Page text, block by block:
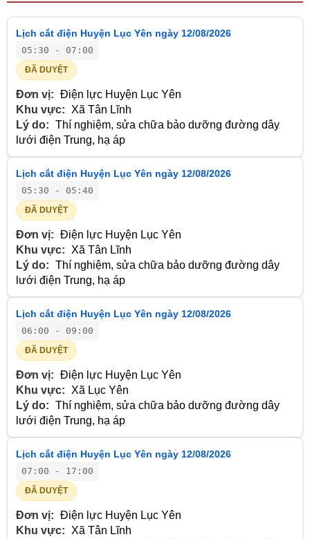
Lịch cắt điện Huyện Lục Yên ngày 12/08/2026
05:30 - 07:00
ĐÃ DUYỆT
Đơn vị: Điện lực Huyện Lục Yên
Khu vực:
Xã Tân Lĩnh
Lý do: Thí nghiệm, sửa chữa bảo dưỡng đường dây
lưới điện Trung, hạ áp
Lịch cắt điện Huyện Lục Yên ngày 12/08/2026
05:30 - 05:40
ĐÃ DUYỆT
Đơn vị: Điện lực Huyện Lục Yên
Khu vực:
Xã Tân Lĩnh
Lý do: Thí nghiệm, sửa chữa bảo dưỡng đường dây
lưới điện Trung, hạ áp
Lịch cắt điện Huyện Lục Yên ngày 12/08/2026
06:00 - 09:00
ĐÃ DUYỆT
Đơn vị: Điện lực Huyện Lục Yên
Khu vực:
Xã Lục Yên
Lý do: Thí nghiệm, sửa chữa bảo dưỡng đường dây
lưới điện Trung, hạ áp
Lịch cắt điện Huyện Lục Yên ngày 12/08/2026
07:00 - 17:00
ĐÃ DUYỆT
Đơn vị: Điện lực Huyện Lục Yên
Khu vực:
Xã Tân Lĩnh